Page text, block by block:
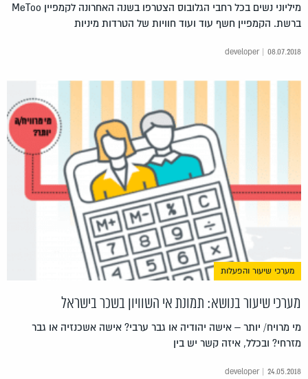
מיליוני נשים בכל רחבי הגלובוס הצטרפו בשנה האחרונה לקמפיין MeToo
ברשת. הקמפיין חשף עוד ועוד חוויות של הטרדות מיניות
developer | 08.07.2018
מערכי שיעור והפעלות
מערכי שיעור בנושא: תמונת אי השוויון בשכר בישראל
מי מרויח/ יותר – אישה יהודיה או גבר ערבי? אישה אשכנזיה או גבר
מזרחי? ובכלל, איזה קשר יש בין
developer | 24.05.2018